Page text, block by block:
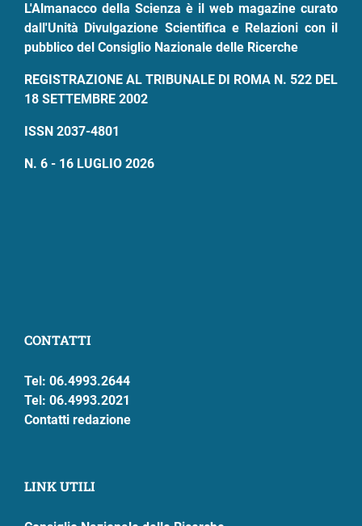
L'Almanacco della Scienza è il web magazine curato
dall'Unità Divulgazione Scientifica e Relazioni con il
pubblico del Consiglio Nazionale delle Ricerche
REGISTRAZIONE AL TRIBUNALE DI ROMA N. 522 DEL
18 SETTEMBRE 2002
ISSN 2037-4801
N. 6 - 16 LUGLIO 2026
CONTATTI
Tel: 06.4993.2644
Tel: 06.4993.2021
Contatti redazione
LINK UTILI